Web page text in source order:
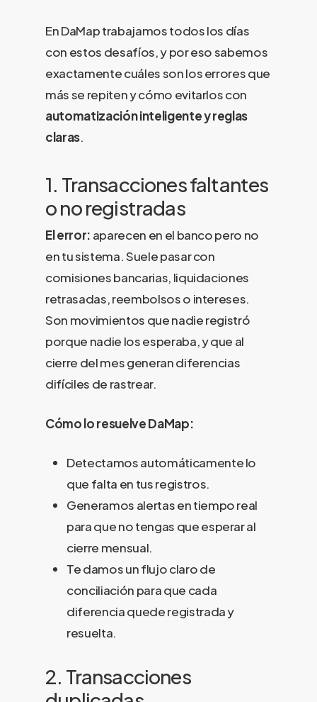
En DaMap trabajamos todos los días
con estos desafíos, y por eso sabemos
exactamente cuáles son los errores que
más se repiten y cómo evitarlos con
automatización inteligente y reglas
claras.
1. Transacciones faltantes
o no registradas
El error: aparecen en el banco pero no
en tu sistema. Suele pasar con
comisiones bancarias, liquidaciones
retrasadas, reembolsos o intereses.
Son movimientos que nadie registró
porque nadie los esperaba, y que al
cierre del mes generan diferencias
difíciles de rastrear.
Cómo lo resuelve DaMap:
Detectamos automáticamente lo
que falta en tus registros.
Generamos alertas en tiempo real
para que no tengas que esperar al
cierre mensual.
Te damos un flujo claro de
conciliación para que cada
diferencia quede registrada y
resuelta.
2. Transacciones